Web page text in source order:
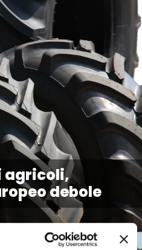
agricoli,
debole